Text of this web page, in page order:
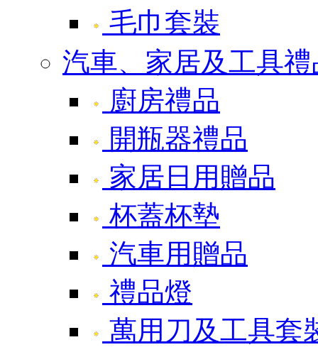
毛巾套裝
汽車、家居及工具禮
廚房禮品
開瓶器禮品
家居日用贈品
杯蓋杯墊
汽車用贈品
禮品燈
萬用刀及工具套